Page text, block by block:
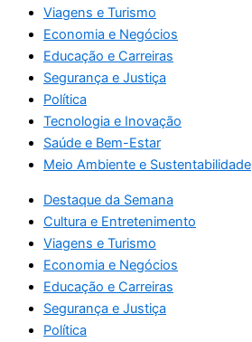
Viagens e Turismo
Economia e Negócios
Educação e Carreiras
Segurança e Justiça
Política
Tecnologia e Inovação
Saúde e Bem-Estar
Meio Ambiente e Sustentabilidade
Destaque da Semana
Cultura e Entretenimento
Viagens e Turismo
Economia e Negócios
Educação e Carreiras
Segurança e Justiça
Política